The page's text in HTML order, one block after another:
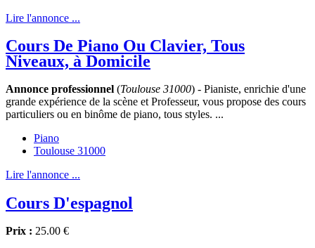
Lire l'annonce ...
Cours De Piano Ou Clavier, Tous
Niveaux, à Domicile
Annonce professionnel (Toulouse 31000) - Pianiste, enrichie d'une
grande expérience de la scène et Professeur, vous propose des cours
particuliers ou en binôme de piano, tous styles. ...
Piano
Toulouse 31000
Lire l'annonce ...
Cours D'espagnol
Prix : 25.00 €